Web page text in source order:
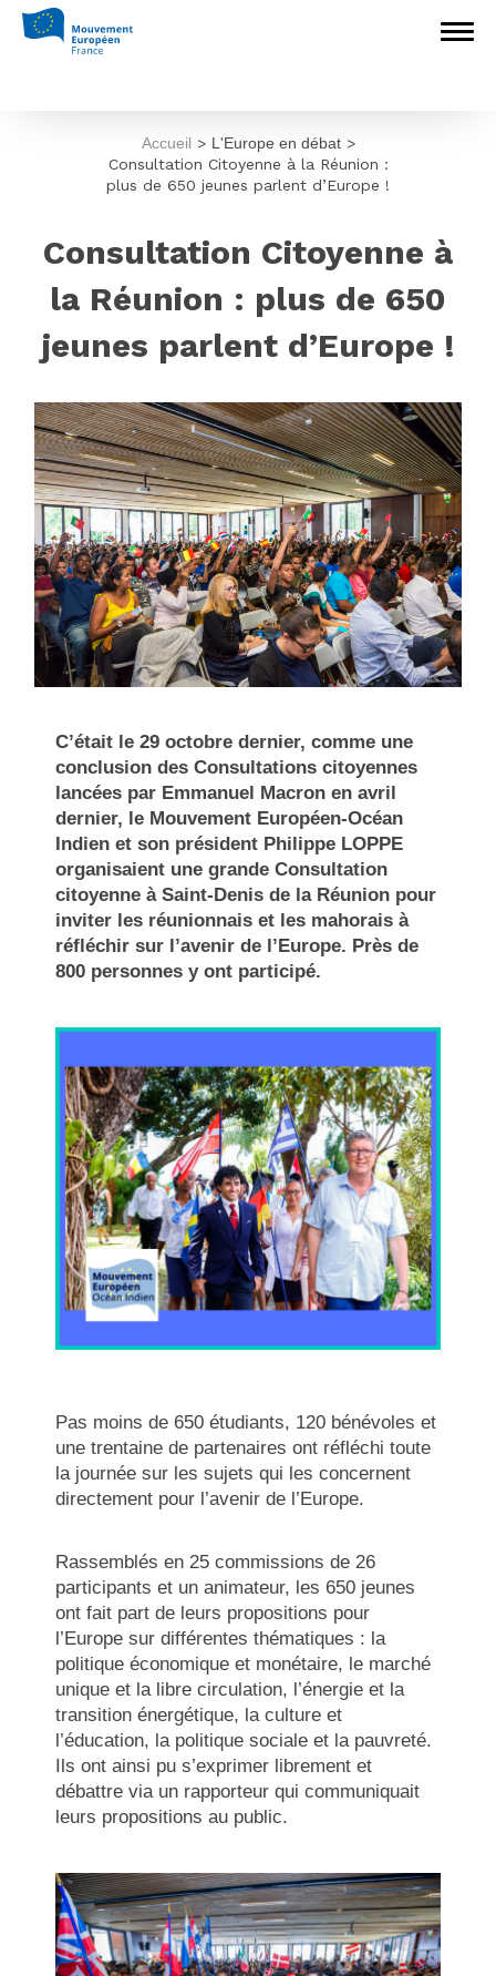
Accueil > L'Europe en débat>
Consultation Citoyenne à la Réunion :
plus de 650 jeunes parlent d’Europe !
Consultation Citoyenne à
la Réunion : plus de 650
jeunes parlent d’Europe !
C’était le 29 octobre dernier, comme une
conclusion des Consultations citoyennes
lancées par Emmanuel Macron en avril
dernier, le Mouvement Européen-Océan
Indien et son président Philippe LOPPE
organisaient une grande Consultation
citoyenne à Saint-Denis de la Réunion pour
inviter les réunionnais et les mahorais à
réfléchir sur l’avenir de l’Europe. Près de
800 personnes y ont participé.
Pas moins de 650 étudiants, 120 bénévoles et
une trentaine de partenaires ont réfléchi toute
la journée sur les sujets qui les concernent
directement pour l’avenir de l’Europe.
Rassemblés en 25 commissions de 26
participants et un animateur, les 650 jeunes
ont fait part de leurs propositions pour
l’Europe sur différentes thématiques : la
politique économique et monétaire, le marché
unique et la libre circulation, l’énergie et la
transition énergétique, la culture et
l’éducation, la politique sociale et la pauvreté.
Ils ont ainsi pu s’exprimer librement et
débattre via un rapporteur qui communiquait
leurs propositions au public.